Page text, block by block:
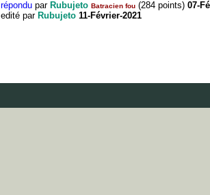
répondu par Rubujeto Batracien fou (284 points) 07-
edité par Rubujeto 11-Février-2021